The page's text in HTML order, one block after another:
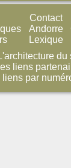
Contact
Andorre
Lexique
du
les liens
liens par